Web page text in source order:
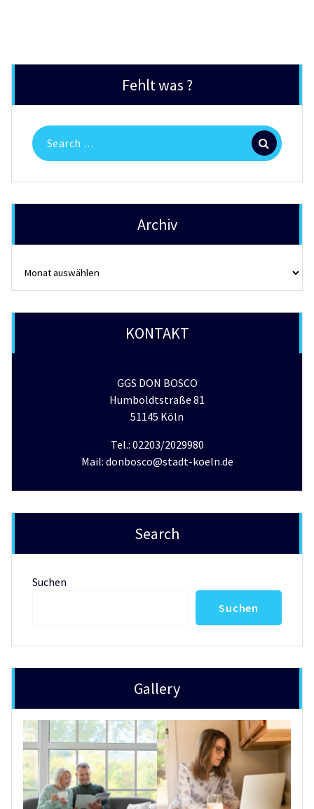
Fehlt was ?
Search
for:
Archiv
KONTAKT
GGS DON BOSCO
Humboldtstraße 81
51145 Köln
Tel.: 02203/2029980
Mail: donbosco@stadt-koeln.de
Search
Suchen
Suchen
Gallery